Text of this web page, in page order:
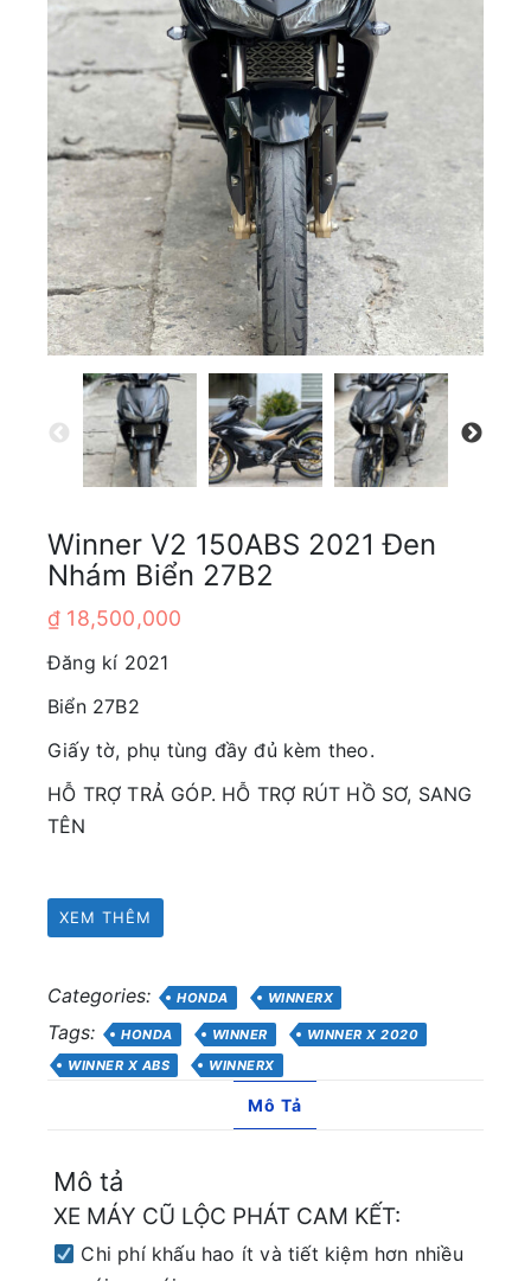
Winner V2 150ABS 2021 Đen
Nhám Biển 27B2
₫ 18,500,000
Đăng kí 2021
Biển 27B2
Giấy tờ, phụ tùng đầy đủ kèm theo.
HỖ TRỢ TRẢ GÓP. HỖ TRỢ RÚT HỒ SƠ, SANG
TÊN
XEM THÊM
Categories: HONDA WINNERX
Tags: HONDA WINNER
WINNER X 2020
WINNER X ABS
WINNERX
Mô Tả
Mô tả
XE MÁY CŨ LỘC PHÁT CAM KẾT:
Chi phí khấu hao ít và tiết kiệm hơn nhiều